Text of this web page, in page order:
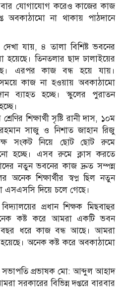
যোগাযোগ করেও কাজের কাজ
অবকাঠামো না থাকায় পাঠদানে
দেখা যায়, ৪ তালা বিশিষ্ট ভবনের
হয়েছে। তিনতলার ছাদ ঢালাইয়ের
এরপর কাজ বন্ধ হয়ে যায়।
কাজ না হওয়ায় অবকাঠামো
ব্যাহত হচ্ছে। স্কুলের পুরাতন
শিক্ষার্থী সৃষ্টি রানী দাস, ১০ম
রহমান সাজু ও নিশাত জাহান রিজু
সংকট নিয়ে ছোট ছোট রুমে
হচ্ছে। এসব রুমে ক্লাস করতে
নতুন ভবনের কাজ দ্রুত সম্পন্ন
শিক্ষার্থীর স্বপ্ন ছিল নতুন
এসএসসি দিয়ে চলে গেছে।
প্রধান শিক্ষক মিছবাহুর
কষ্ট করে আমরা একটি ভবন
বছর ধরে কাজ বন্ধ আছে। আমরা
হয়েছে। অনেক কষ্ট করে অবকাঠামো
সভাপতি প্রভাষক মো: আব্দুল আহাদ
সরকারের বিভিন্ন দপ্তরে বারবার